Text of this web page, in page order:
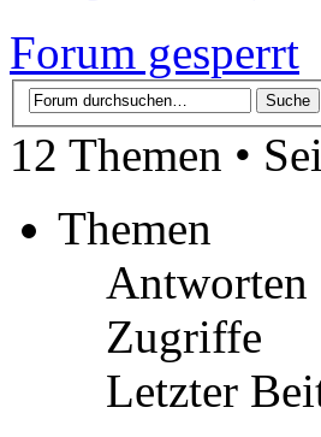
Forum gesperrt
12 Themen •
Themen
Antworten
Zugriffe
Letzter